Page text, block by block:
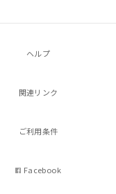
ヘルプ
関連リンク
ご利用条件
Facebook